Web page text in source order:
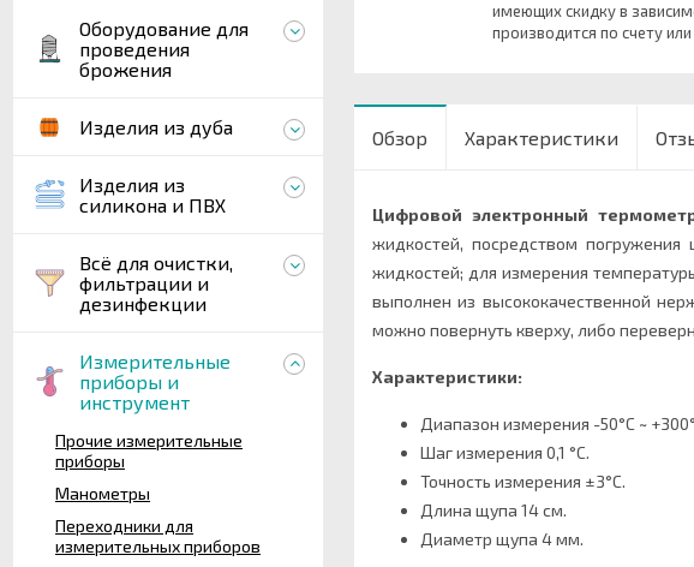
Оборудование для
проведения
брожения
Изделия из дуба
Изделия из
силикона и ПВХ
Всё для очистки,
фильтрации и
дезинфекции
Измерительные
приборы и
инструмент
Прочие измерительные
приборы
Манометры
Переходники для
измерительных приборов
имеющих скидку в
производится по счету
Обзор Характеристики
Цифровой электронный
жидкостей, посредством
жидкостей; для измерения
выполнен из высококачественной
можно повернуть кверху, либо
Характеристики:
Диапазон измерения -50°С ~
Шаг измерения 0,1 °С.
Точность измерения ±3°С.
Длина щупа 14 см.
Диаметр щупа 4 мм.